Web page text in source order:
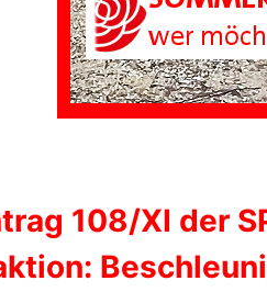
108/XI der